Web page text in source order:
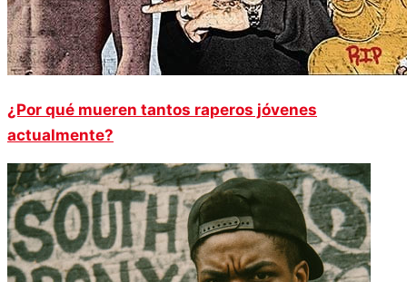
¿Por qué mueren tantos raperos jóvenes
actualmente?